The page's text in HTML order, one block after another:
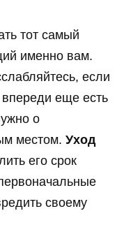
тот самый
именно вам.
если
впереди еще есть
о
местом. Уход
его срок
своему